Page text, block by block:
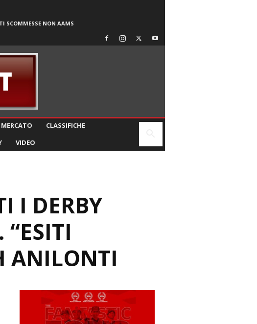
SCOMMESSE NON AAMS
MERCATO
CLASSIFICHE
VIDEO
I DERBY
ANILONTI